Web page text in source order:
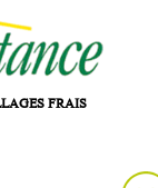
FRAIS